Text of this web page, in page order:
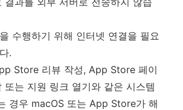
수행하기 위해 인터넷 연결을 필요
.
Store 리뷰 작성, App Store 페이
또는 지원 링크 열기와 같은 시스템
경우 macOS 또는 App Store가 해